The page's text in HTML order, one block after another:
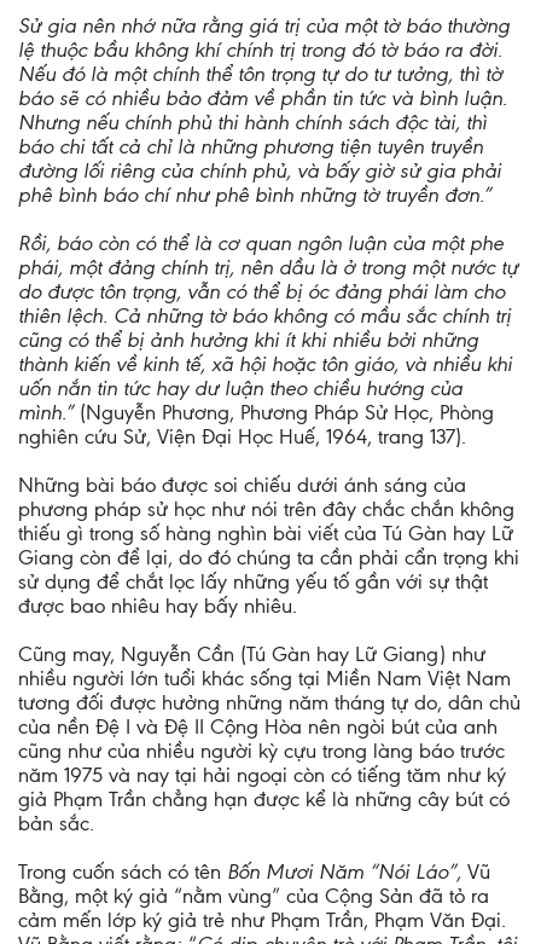
Sử gia nên nhớ nữa rằng giá trị của một tờ báo thường
lệ thuộc bầu không khí chính trị trong đó tờ báo ra đời.
Nếu đó là một chính thể tôn trọng tự do tư tưởng, thì tờ
báo sẽ có nhiều bảo đảm về phần tin tức và bình luận.
Nhưng nếu chính phủ thi hành chính sách độc tài, thì
báo chi tất cả chỉ là những phương tiện tuyên truyền
đường lối riêng của chính phủ, và bấy giờ sử gia phải
phê bình báo chí như phê bình những tờ truyền đơn.”
Rồi, báo còn có thể là cơ quan ngôn luận của một phe
phái, một đảng chính trị, nên dầu là ở trong một nước tự
do được tôn trọng, vẫn có thể bị óc đảng phái làm cho
thiên lệch. Cả những tờ báo không có mầu sắc chính trị
cũng có thể bị ảnh hưởng khi ít khi nhiều bởi những
thành kiến về kinh tế, xã hội hoặc tôn giáo, và nhiều khi
uốn nắn tin tức hay dư luận theo chiều hướng của
mình.” (Nguyễn Phương, Phương Pháp Sử Học, Phòng
nghiên cứu Sử, Viện Đại Học Huế, 1964, trang 137).
Những bài báo được soi chiếu dưới ánh sáng của
phương pháp sử học như nói trên đây chắc chắn không
thiếu gì trong số hàng nghìn bài viết của Tú Gàn hay Lữ
Giang còn để lại, do đó chúng ta cần phải cẩn trọng khi
sử dụng để chắt lọc lấy những yếu tố gần với sự thật
được bao nhiêu hay bấy nhiêu.
Cũng may, Nguyễn Cần (Tú Gàn hay Lữ Giang) như
nhiều người lớn tuổi khác sống tại Miền Nam Việt Nam
tương đối được hưởng những năm tháng tự do, dân chủ
của nền Đệ I và Đệ II Cộng Hòa nên ngòi bút của anh
cũng như của nhiều người kỳ cựu trong làng báo trước
năm 1975 và nay tại hải ngoại còn có tiếng tăm như ký
giả Phạm Trần chẳng hạn được kể là những cây bút có
bản sắc.
Trong cuốn sách có tên Bốn Mươi Năm “Nói Láo”, Vũ
Bằng, một ký giả “nằm vùng” của Cộng Sản đã tỏ ra
cảm mến lớp ký giả trẻ như Phạm Trần, Phạm Văn Đại.